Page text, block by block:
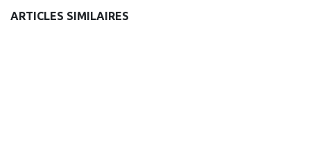
ARTICLES SIMILAIRES